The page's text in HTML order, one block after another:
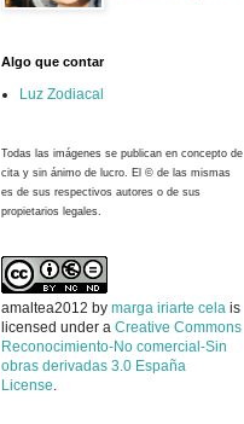
Algo que contar
Luz Zodiacal
Todas las imágenes se publican en concepto de
cita y sin ánimo de lucro. El © de las mismas
es de sus respectivos autores o de sus
propietarios legales.
amaltea2012 by marga iriarte cela is
licensed under a Creative Commons
Reconocimiento-No comercial-Sin
obras derivadas 3.0 España
License.